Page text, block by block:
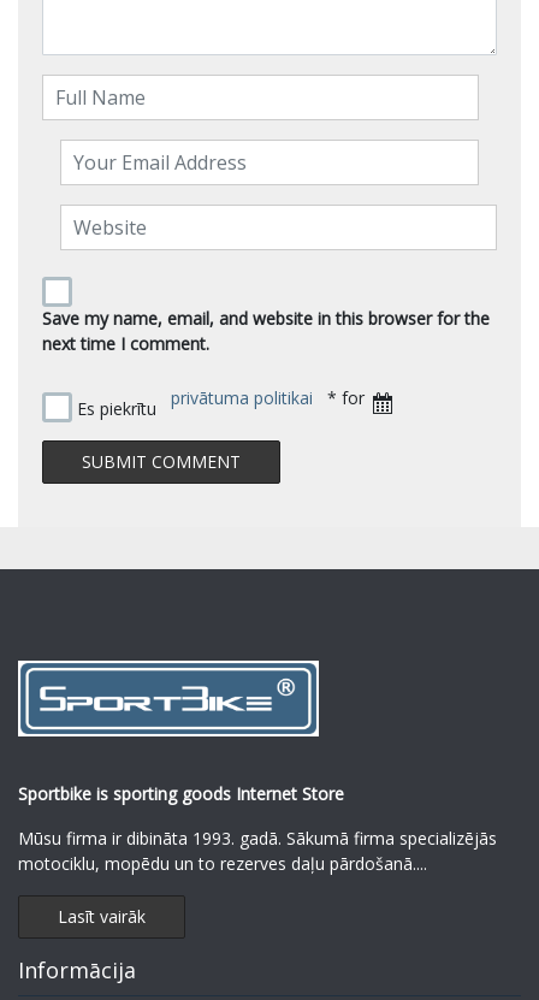
Save my name, email, and website in this browser for the
next time I comment.
Es piekrītu privātuma politikai * for
Sportbike is sporting goods Internet Store
Mūsu firma ir dibināta 1993. gadā. Sākumā firma specializējās
motociklu, mopēdu un to rezerves daļu pārdošanā....
Lasīt vairāk
Informācija